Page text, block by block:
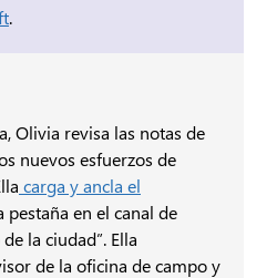
.
Olivia revisa las notas de
nuevos esfuerzos de
carga y ancla el
pestaña en el canal de
la ciudad”. Ella
de la oficina de campo y